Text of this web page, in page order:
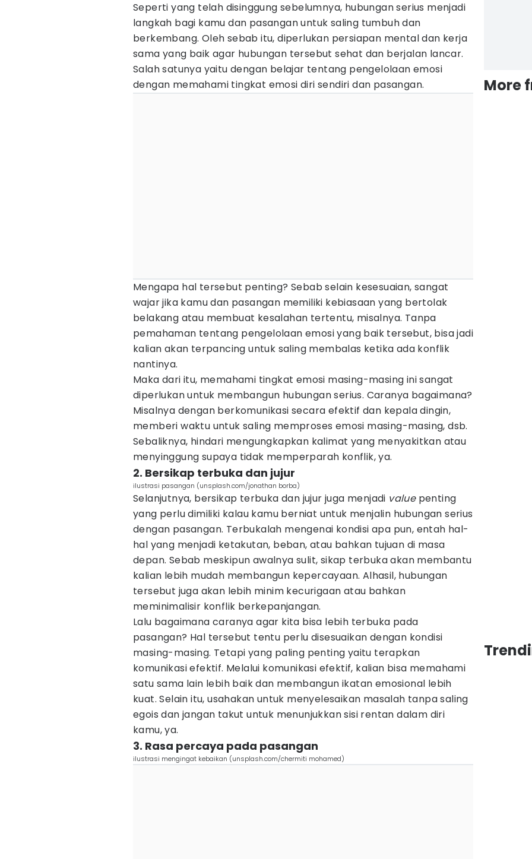
Seperti yang telah disinggung sebelumnya, hubungan serius menjadi
langkah bagi kamu dan pasangan untuk saling tumbuh dan
berkembang. Oleh sebab itu, diperlukan persiapan mental dan kerja
sama yang baik agar hubungan tersebut sehat dan berjalan lancar.
Salah satunya yaitu dengan belajar tentang pengelolaan emosi
dengan memahami tingkat emosi diri sendiri dan pasangan.
Mengapa hal tersebut penting? Sebab selain kesesuaian, sangat
wajar jika kamu dan pasangan memiliki kebiasaan yang bertolak
belakang atau membuat kesalahan tertentu, misalnya. Tanpa
pemahaman tentang pengelolaan emosi yang baik tersebut, bisa jadi
kalian akan terpancing untuk saling membalas ketika ada konflik
nantinya.
Maka dari itu, memahami tingkat emosi masing-masing ini sangat
diperlukan untuk membangun hubungan serius. Caranya bagaimana?
Misalnya dengan berkomunikasi secara efektif dan kepala dingin,
memberi waktu untuk saling memproses emosi masing-masing, dsb.
Sebaliknya, hindari mengungkapkan kalimat yang menyakitkan atau
menyinggung supaya tidak memperparah konflik, ya.
2. Bersikap terbuka dan jujur
ilustrasi pasangan (unsplash.com/jonathan borba)
Selanjutnya, bersikap terbuka dan jujur juga menjadi valuepenting
yang perlu dimiliki kalau kamu berniat untuk menjalin hubungan serius
dengan pasangan. Terbukalah mengenai kondisi apa pun, entah hal-
hal yang menjadi ketakutan, beban, atau bahkan tujuan di masa
depan. Sebab meskipun awalnya sulit, sikap terbuka akan membantu
kalian lebih mudah membangun kepercayaan. Alhasil, hubungan
tersebut juga akan lebih minim kecurigaan atau bahkan
meminimalisir konflik berkepanjangan.
Lalu bagaimana caranya agar kita bisa lebih terbuka pada
pasangan? Hal tersebut tentu perlu disesuaikan dengan kondisi
masing-masing. Tetapi yang paling penting yaitu terapkan
komunikasi efektif. Melalui komunikasi efektif, kalian bisa memahami
satu sama lain lebih baik dan membangun ikatan emosional lebih
kuat. Selain itu, usahakan untuk menyelesaikan masalah tanpa saling
egois dan jangan takut untuk menunjukkan sisi rentan dalam diri
kamu, ya.
3. Rasa percaya pada pasangan
ilustrasi mengingat kebaikan (unsplash.com/chermiti mohamed)
More